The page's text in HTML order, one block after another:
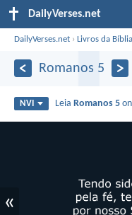
DailyVerses.net
DailyVerses.net ›Livros da Bíblia
Romanos 5
NVI Leia Romanos 5
«